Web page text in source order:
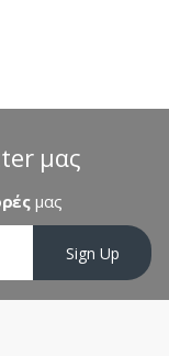
μας
μας
Sign Up